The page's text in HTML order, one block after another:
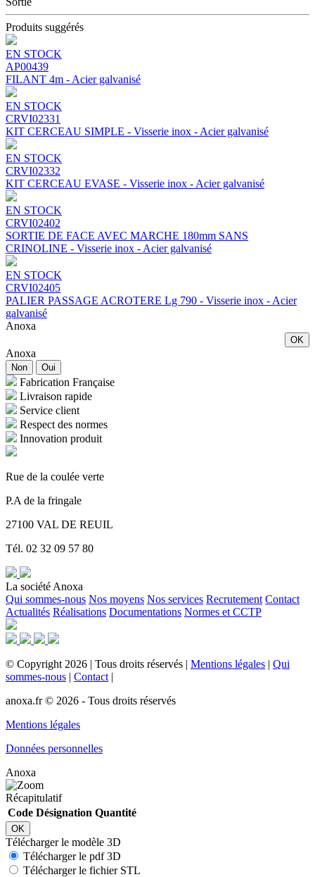
Produits suggérés
EN STOCK
AP00439
FILANT 4m - Acier galvanisé
EN STOCK
CRVI02331
KIT CERCEAU SIMPLE - Visserie inox - Acier galvanisé
EN STOCK
CRVI02332
KIT CERCEAU EVASE - Visserie inox - Acier galvanisé
EN STOCK
CRVI02402
SORTIE DE FACE AVEC MARCHE 180mm SANS
CRINOLINE - Visserie inox - Acier galvanisé
EN STOCK
CRVI02405
PALIER PASSAGE ACROTERE Lg 790 - Visserie inox - Acier
galvanisé
Anoxa
OK
Anoxa
Non Oui
Fabrication Française
Livraison rapide
Service client
Respect des normes
Innovation produit
Rue de la coulée verte
P.A de la fringale
27100 VAL DE REUIL
Tél. 02 32 09 57 80
La société Anoxa
Qui sommes-nous Nos moyens Nos services Recrutement Contact
Actualités Réalisations Documentations Normes et CCTP
© Copyright 2026 | Tous droits réservés | Mentions légales | Qui
sommes-nous | Contact |
anoxa.fr © 2026 - Tous droits réservés
Mentions légales
Données personnelles
Anoxa
Récapitulatif
Code Désignation Quantité
OK
Télécharger le modèle 3D
Télécharger le pdf 3D
Télécharger le fichier STL